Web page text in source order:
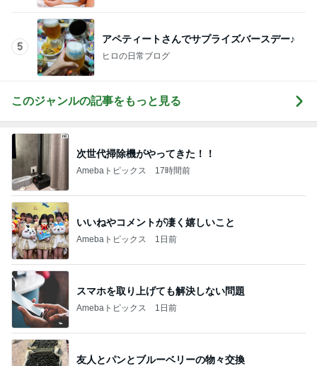
5
アペティートさんでサプライズバースデー♪
ヒロの日常ブログ
このジャンルの記事をもっと見る
次世代掃除機がやってきた！！
Amebaトピックス 17時間前
いいねやコメントが凄く嬉しいこと
Amebaトピックス 1日前
スマホを取り上げても解決しない問題
Amebaトピックス 1日前
友人とパンとブルーベリーの物々交換